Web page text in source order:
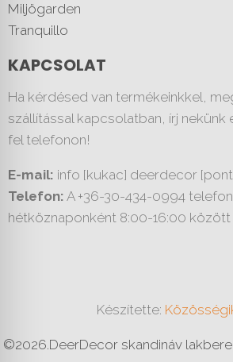
Miljögarden
Tranquillo
KAPCSOLAT
Ha kérdésed van termékeinkkel,
szállítással kapcsolatban, írj nekünk
fel telefonon!
E-mail: info [kukac] deerdecor
Telefon: A +36-30-434-0994
hétköznaponként 8:00-16:00 között
Készítette:
©2026.DeerDecor skandináv